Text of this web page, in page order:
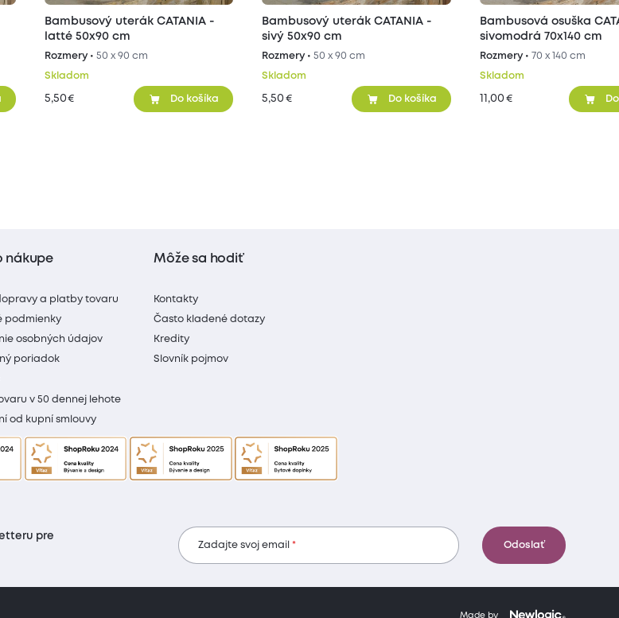
Bambusový uterák CATANIA -
latté 50x90 cm
Rozmery • 50 x 90 cm
Skladom
5,50 € Do košíka
Bambusový uterák CATANIA -
sivý 50x90 cm
Rozmery •50 x 90 cm
Skladom
5,50 € Do košíka
Bambusová osuška
sivomodrá 70x140 cm
Rozmery • 70 x 140 cm
Skladom
11,00 €
nákupe
a platby tovaru
podmienky
osobných údajov
poriadok
v 50 dennej lehote
od kupní smlouvy
Môže sa hodiť
Kontakty
Často kladené dotazy
Kredity
Slovník pojmov
pre
Zadajte svoj email Odoslať
Made by